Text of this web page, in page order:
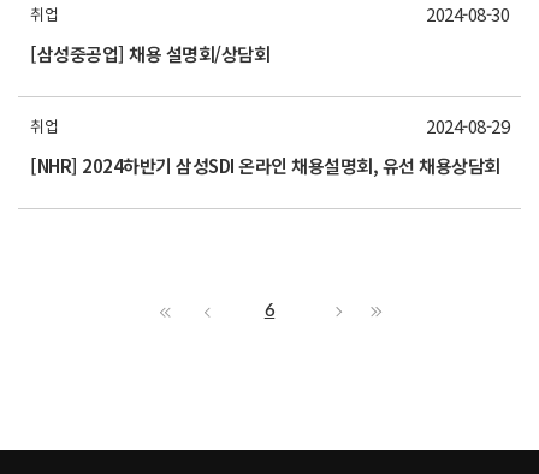
취업
[삼성중공업] 채용 설명회/상담회
2024-08-30
취업
[NHR] 2024하반기 삼성SDI 온라인 채용설명회, 유선 채용상담회
2024-08-29
6